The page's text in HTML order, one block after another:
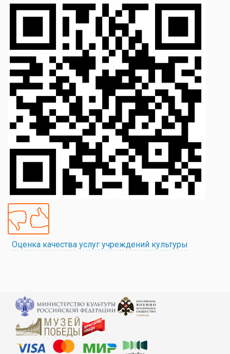
Оценка качества услуг учреждений культуры